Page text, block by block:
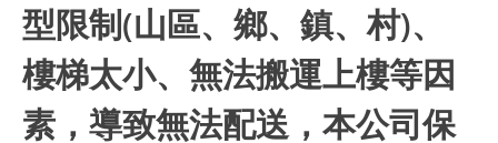
型限制(山區、鄉、鎮、村)、
樓梯太小、無法搬運上樓等因
素，導致無法配送，本公司保